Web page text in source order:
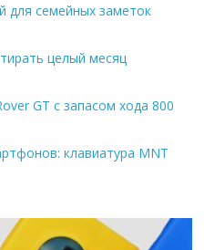
для семейных заметок
целый месяц
GT с запасом хода 800
клавиатура MNT